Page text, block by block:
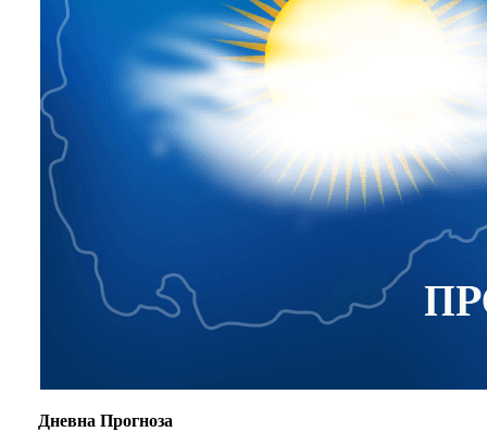
Дневна Прогноза